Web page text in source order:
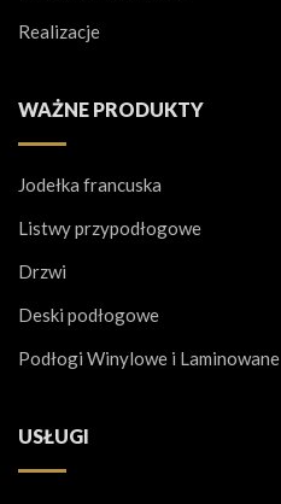
Realizacje
WAŻNE PRODUKTY
Jodełka francuska
Listwy przypodłogowe
Drzwi
Deski podłogowe
Podłogi Winylowe i Laminowane
USŁUGI